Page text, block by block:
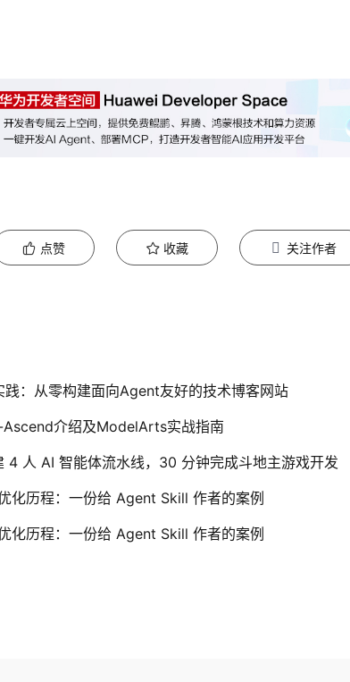
点赞 收藏 关注作者
：从零构建面向Agent友好的技术博客网站
介绍及ModelArts实战指南
4 人 AI 智能体流水线，30 分钟完成斗地主游戏开发
化历程：一份给 Agent Skill 作者的案例
化历程：一份给 Agent Skill 作者的案例